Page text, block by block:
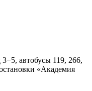
автобусы 119, 266,
«Академия